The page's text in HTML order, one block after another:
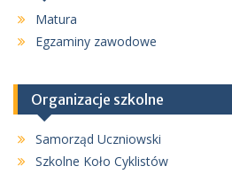
Matura
Egzaminy zawodowe
Organizacje szkolne
Samorząd Uczniowski
Szkolne Koło Cyklistów